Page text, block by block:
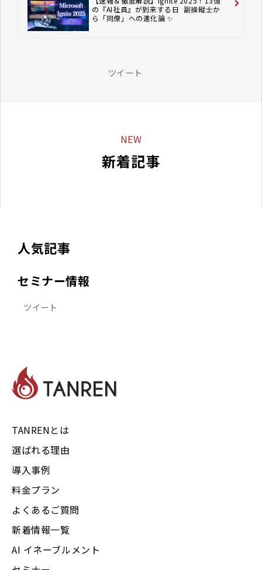
の『AI社員』が到来する日 ―― 副操縦士か
ら「同僚」への進化論 ✨
ツイート
NEW
新着記事
人気記事
セミナー情報
ツイート
TANRENとは
選ばれる理由
導入事例
料金プラン
よくあるご質問
新着情報一覧
AI イネーブルメント